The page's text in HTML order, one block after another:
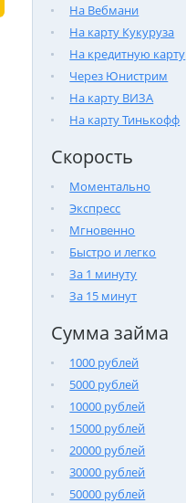
На Вебмани
На карту Кукуруза
На кредитную карту
Через Юнистрим
На карту ВИЗА
На карту Тинькофф
Скорость
Моментально
Экспресс
Мгновенно
Быстро и легко
За 1 минуту
За 15 минут
Сумма займа
1000 рублей
5000 рублей
10000 рублей
15000 рублей
20000 рублей
30000 рублей
50000 рублей